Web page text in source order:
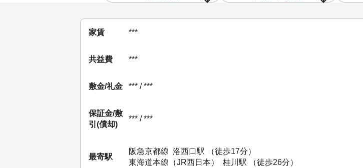
家賃 ***
共益費 ***
敷金/礼金 *** / ***
保証金/敷
引(償却)
*** / ***
最寄駅
阪急京都線 洛西口駅 （徒歩17分）
東海道本線（JR西日本）
桂川駅 （徒歩26分）